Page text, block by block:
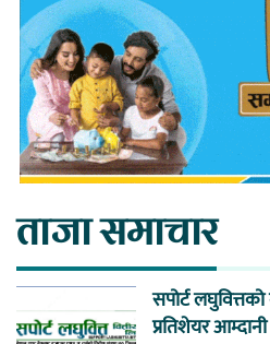
ताजा समाचार
सपोर्ट
प्रतिशेयर